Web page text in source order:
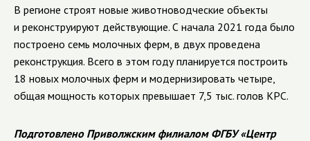
В регионе строят новые животноводческие объекты
и реконструируют действующие. С начала 2021 года было
построено семь молочных ферм, в двух проведена
реконструкция. Всего в этом году планируется построить
18 новых молочных ферм и модернизировать четыре,
общая мощность которых превышает 7,5 тыс. голов КРС.
Подготовлено Приволжским филиалом ФГБУ «Центр